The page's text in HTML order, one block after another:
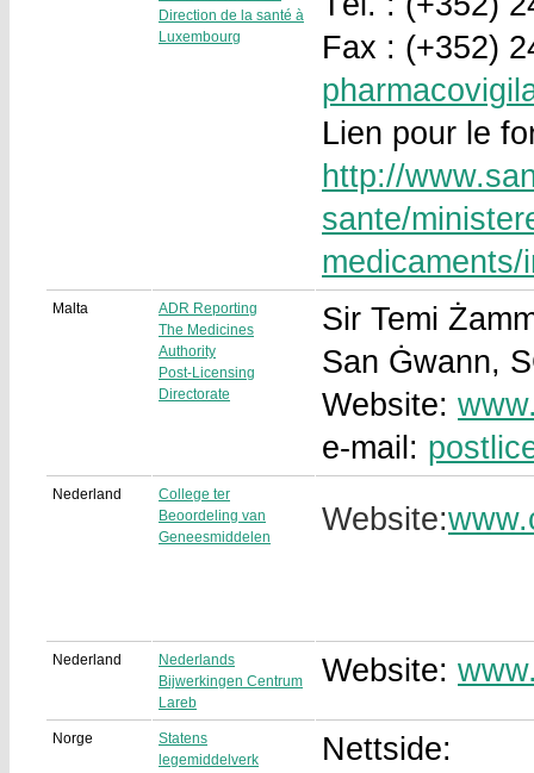
Direction de la santé à
Luxembourg
Fax : (+352)
Lien pour le
http://
sante/
medicaments/
Malta
ADR Reporting
The Medicines
Authority
Post-Licensing
Directorate
Sir Temi
San Ġwann,
Website:
e-mail:
Nederland
College ter
Beoordeling van
Geneesmiddelen
Website:
Nederland
Nederlands
Bijwerkingen Centrum
Lareb
Website:
Norge
Statens
legemiddelverk
Nettside: